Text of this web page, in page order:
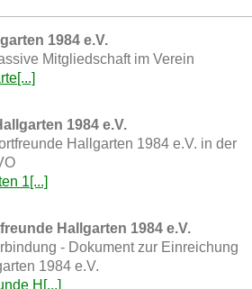
1984 e.V.
Mitgliedschaft im Verein
1984 e.V.
Hallgarten 1984 e.V. in der
1[...]
Hallgarten 1984 e.V.
- Dokument zur Einreichung
1984 e.V.
H[...]